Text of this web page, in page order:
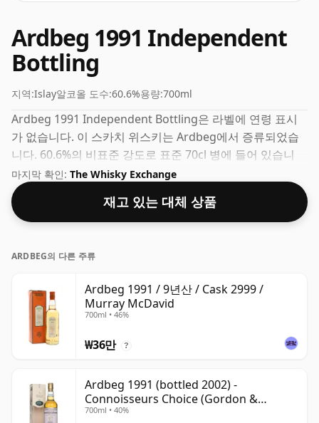
Ardbeg 1991 Independent
Bottling
지역:Islay알코올 도수:60.6%용량:700ml
Ardbeg 1991 Independent Bottling은 라벨에 연령 표시
가 없습니다. 이 스카치 위스키는 Ardbeg에서 증류되었습
니다. 60.6%의 비표준 강도로 표준 70cl 병에 들어 있습니
다.
마지막 확인: The Whisky Exchange
재고 있는 대체 상품
ARDBEG의 다른 주류
Ardbeg 1991 / 9년산 / Cask 2999 /
Murray McDavid
700ml • 46%
₩36만 ?
Ardbeg 1991 (bottled 2002) -
Connoisseurs Choice (Gordon &
MacPhail)
700ml • 40%